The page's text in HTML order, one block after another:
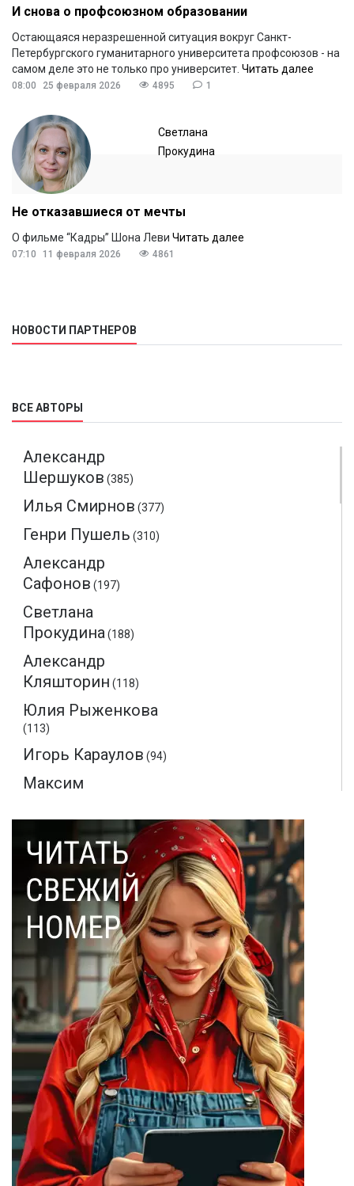
И снова о профсоюзном образовании
Остающаяся неразрешенной ситуация вокруг Санкт-
Петербургского гуманитарного университета профсоюзов - на
самом деле это не только про университет. Читать далее
08:00 25 февраля 2026 4895 1
Светлана
Прокудина
Не отказавшиеся от мечты
О фильме “Кадры” Шона Леви Читать далее
07:10 11 февраля 2026 4861
НОВОСТИ ПАРТНЕРОВ
ВСЕ АВТОРЫ
Александр
Шершуков (385)
Илья Смирнов (377)
Генри Пушель (310)
Александр
Сафонов (197)
Светлана
Прокудина(188)
Александр
Кляшторин (118)
Юлия Рыженкова
(113)
Игорь Караулов (94)
Максим
Монте-Кристо(40)
Ольга Соловьева
(28)
Эдмон Дантес(28)
Наталья Кочемина
(23)
Вадим Барабанов
(18)
Дмитрий Чуйков
(18)
Камиль Айсин (18)
Александр
Запесоцкий(16)
Александр
Боданин(15)